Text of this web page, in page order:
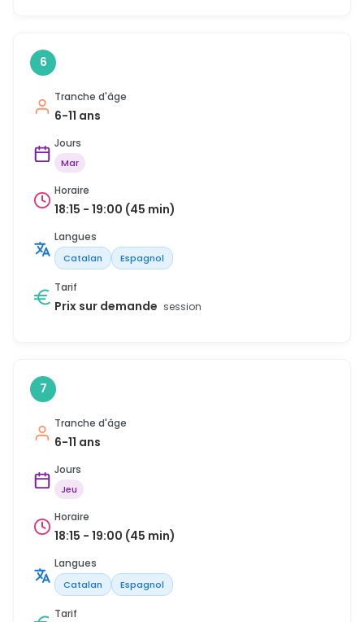
6
Tranche d'âge
6-11 ans
Jours
Mar
Horaire
18:15 - 19:00 (45 min)
Langues
Catalan Espagnol
Tarif
Prix sur demande session
7
Tranche d'âge
6-11 ans
Jours
Jeu
Horaire
18:15 - 19:00 (45 min)
Langues
Catalan Espagnol
Tarif